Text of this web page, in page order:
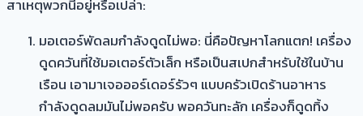
สาเหตุพวกนี้อยู่หรือเปล่า:
มอเตอร์พัดลมกำลังดูดไม่พอ: นี่คือปัญหาโลกแตก! เครื่อง
ดูดควันที่ใช้มอเตอร์ตัวเล็ก หรือเป็นสเปกสำหรับใช้ในบ้าน
เรือน เอามาเจอออร์เดอร์รัวๆ แบบครัวเปิดร้านอาหาร
กำลังดูดลมมันไม่พอครับ พอควันทะลัก เครื่องก็ดูดทิ้ง